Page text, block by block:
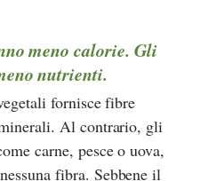
meno calorie. Gli
nutrienti.
fornisce fibre
Al contrario, gli
carne, pesce o uova,
fibra. Sebbene il